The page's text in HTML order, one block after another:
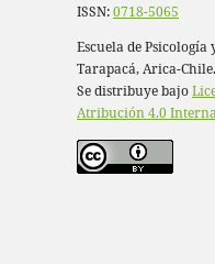
ISSN:0718-5065
Escuela de
Tarapacá, Arica-Chile.
Se distribuye bajo
Atribución 4.0